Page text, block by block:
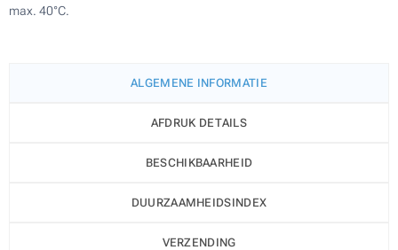
max. 40°C.
ALGEMENE INFORMATIE
AFDRUK DETAILS
BESCHIKBAARHEID
DUURZAAMHEIDSINDEX
VERZENDING